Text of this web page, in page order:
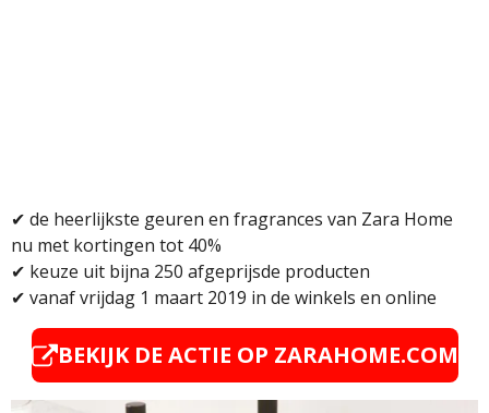
✔ de heerlijkste geuren en fragrances van Zara Home
nu met kortingen tot 40%
✔ keuze uit bijna 250 afgeprijsde producten
✔ vanaf vrijdag 1 maart 2019 in de winkels en online
BEKIJK DE ACTIE OP ZARAHOME.COM